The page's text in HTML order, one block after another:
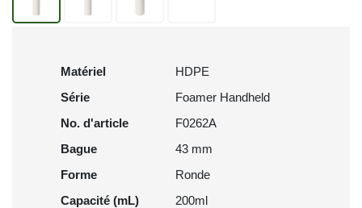
Matériel
HDPE
Série
Foamer Handheld
No. d'article
F0262A
Bague
43 mm
Forme
Ronde
Capacité (mL)
200ml